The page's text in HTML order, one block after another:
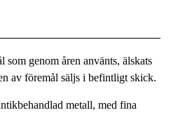
som genom åren använts, älskats
av föremål säljs i befintligt skick.
metall, med fina